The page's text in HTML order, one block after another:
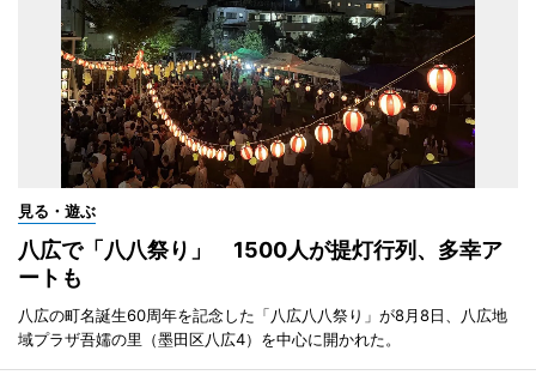
見る・遊ぶ
八広で「八八祭り」 1500人が提灯行列、多幸ア
ートも
八広の町名誕生60周年を記念した「八広八八祭り」が8月8日、八広地
域プラザ吾嬬の里（墨田区八広4）を中心に開かれた。